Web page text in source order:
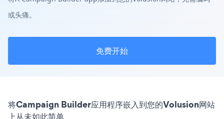
或头痛。
免费开始
将Campaign Builder应用程序嵌入到您的Volusion网站
上从未如此简单